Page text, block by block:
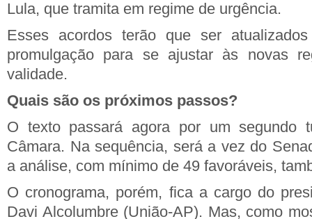
Lula, que tramita em regime de urgência.
Esses acordos terão que ser
promulgação para se ajustar às novas
validade.
Quais são os próximos passos?
O texto passará agora por um segundo
Câmara. Na sequência, será a vez do
a análise, com mínimo de 49 favoráveis,
O cronograma, porém, fica a cargo do
Davi Alcolumbre (União-AP). Mas, como